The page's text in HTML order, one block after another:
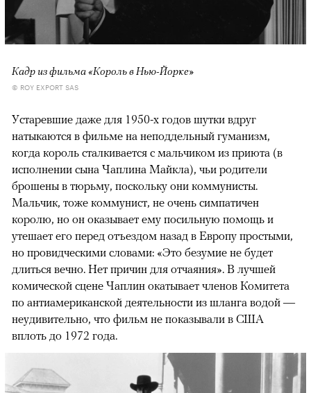
Кадр из фильма «Король в Нью-Йорке»
© ROY EXPORT SAS
Устаревшие даже для 1950-х годов шутки вдруг
натыкаются в фильме на неподдельный гуманизм,
когда король сталкивается с мальчиком из приюта (в
исполнении сына Чаплина Майкла), чьи родители
брошены в тюрьму, поскольку они коммунисты.
Мальчик, тоже коммунист, не очень симпатичен
королю, но он оказывает ему посильную помощь и
утешает его перед отъездом назад в Европу простыми,
но провидческими словами: «Это безумие не будет
длиться вечно. Нет причин для отчаяния». В лучшей
комической сцене Чаплин окатывает членов Комитета
по антиамериканской деятельности из шланга водой —
неудивительно, что фильм не показывали в США
вплоть до 1972 года.